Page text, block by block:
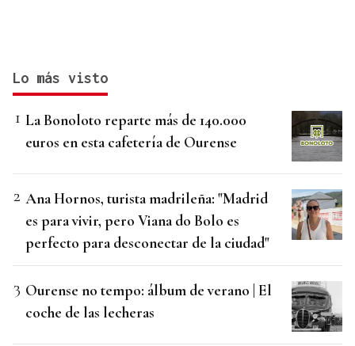
Lo más visto
La Bonoloto reparte más de 140.000
euros en esta cafetería de Ourense
Ana Hornos, turista madrileña: "Madrid
es para vivir, pero Viana do Bolo es
perfecto para desconectar de la ciudad"
Ourense no tempo: álbum de verano | El
coche de las lecheras